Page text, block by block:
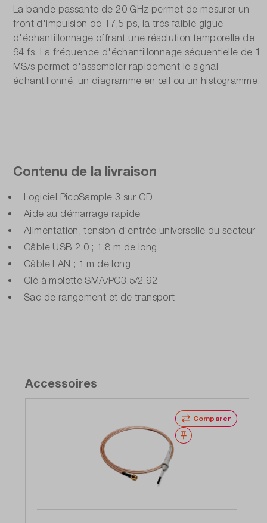
La bande passante de 20 GHz permet de mesurer un
front d'impulsion de 17,5 ps, la très faible gigue
d'échantillonnage offrant une résolution temporelle de
64 fs. La fréquence d'échantillonnage séquentielle de 1
MS/s permet d'assembler rapidement le signal
échantillonné, un diagramme en œil ou un histogramme.
Contenu de la livraison
Logiciel PicoSample 3 sur CD
Aide au démarrage rapide
Alimentation, tension d'entrée universelle du secteur
Câble USB 2.0 ; 1,8 m de long
Câble LAN ; 1 m de long
Clé à molette SMA/PC3.5/2.92
Sac de rangement et de transport
Accessoires
Comparer
Noter